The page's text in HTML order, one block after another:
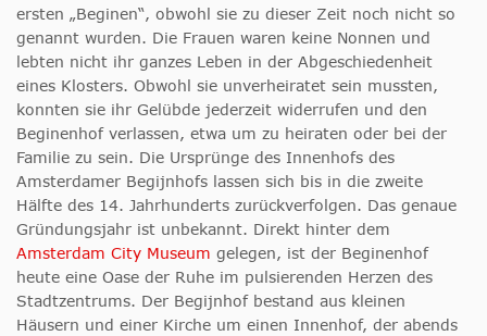
ersten „Beginen“, obwohl sie zu dieser Zeit noch nicht so
genannt wurden. Die Frauen waren keine Nonnen und
lebten nicht ihr ganzes Leben in der Abgeschiedenheit
eines Klosters. Obwohl sie unverheiratet sein mussten,
konnten sie ihr Gelübde jederzeit widerrufen und den
Beginenhof verlassen, etwa um zu heiraten oder bei der
Familie zu sein. Die Ursprünge des Innenhofs des
Amsterdamer Begijnhofs lassen sich bis in die zweite
Hälfte des 14. Jahrhunderts zurückverfolgen. Das genaue
Gründungsjahr ist unbekannt. Direkt hinter dem
Amsterdam City Museum gelegen, ist der Beginenhof
heute eine Oase der Ruhe im pulsierenden Herzen des
Stadtzentrums. Der Begijnhof bestand aus kleinen
Häusern und einer Kirche um einen Innenhof, der abends